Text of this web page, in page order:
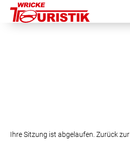
Ihre Sitzung ist abgelaufen. Zurück zur